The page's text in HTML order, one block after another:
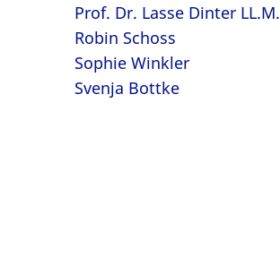
Prof. Dr. Lasse Dinter LL.M.
Robin Schoss
Sophie Winkler
Svenja Bottke